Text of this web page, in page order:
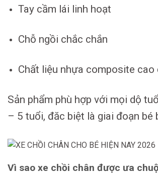
Tay cầm lái linh hoạt
Chỗ ngồi chắc chắn
Chất liệu nhựa composite cao
Sản phẩm phù hợp với mọi dộ
– 5 tuổi, đăc biệt là giai đoạn bé
Vì sao xe chồi chân được ưa